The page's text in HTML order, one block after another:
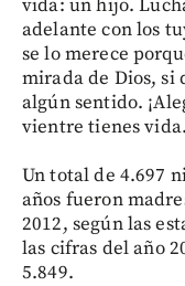
vida: un hijo.
adelante con los
se lo merece
mirada de Dios, si
algún sentido.
vientre tienes
Un total de 4.697
años fueron
2012, según las
las cifras del año
5.849.